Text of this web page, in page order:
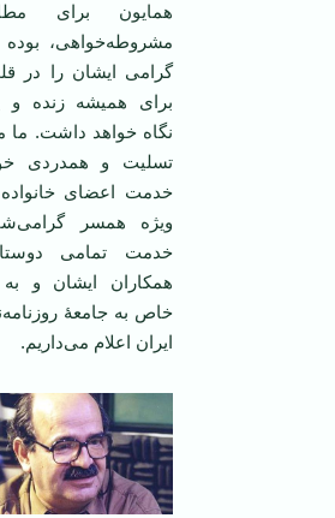
همایون برای
مشروطه‌خواهی، بوده
گرامی ایشان را در
برای همیشه زنده و
نگاه خواهد داشت. ما
تسلیت و همدردی
خدمت اعضای
ویژه همسر
خدمت تمامی
همکاران ایشان و
خاص به جامعۀ
ایران اعلام می‌داریم.